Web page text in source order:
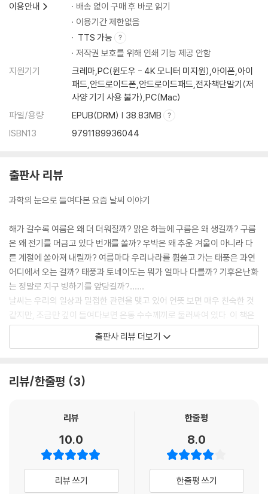
이용안내
배송 없이 구매 후 바로 읽기
이용기간 제한없음
TTS 가능
저작권 보호를 위해 인쇄 기능 제공 안함
지원기기
크레마,PC(윈도우 - 4K 모니터 미지원),아이폰,아이
패드,안드로이드폰,안드로이드패드,전자책단말기(저
사양 기기 사용 불가),PC(Mac)
파일/용량
EPUB(DRM) | 38.83MB
ISBN13
9791189936044
출판사 리뷰
과학의 눈으로 들여다본 요즘 날씨 이야기
해가 갈수록 여름은 왜 더 더워질까? 맑은 하늘에 구름은 왜 생길까? 구름
은 왜 전기를 머금고 있다 번개를 쏠까? 우박은 왜 추운 겨울이 아니라 다
른 계절에 쏟아져 내릴까? 여름마다 우리나라를 휩쓸고 가는 태풍은 과연
어디에서 오는 걸까? 태풍과 토네이도는 뭐가 얼마나 다를까? 기후온난화
는 정말로 지구 빙하기를 앞당길까?……
날씨는 우리의 일상과 밀접한 관련을 맺고 있어 언뜻 보면 매우 친숙한 것
같지만, 조금만 깊이 들여다보면 온통 수수께끼로 둘러싸여 있다. 이 책은
'날씨란 무엇인가?'란 아주 쉬운 질문에서 출발하여 변화무쌍한 날씨가 어
떻게 만들어지고 우리에게 어떤 영향을 미치는지, 알쏭달쏭 수수께끼 같은
에 많은 관심을 기울인다. 그러나 우리 마음에 쏙 드는 날씨가 과연 몇 날
며칠이나 될까? 야속한 하늘을 보며 불평을 터트리는 게 우리가 할 수 있는
전부다.
책이나 뉴스에서 ‘고기압’, ‘저기압’ 정도의 단어를 듣는 일은 이제 익숙해
출판사 리뷰 더보기
리뷰/한줄평 3
리뷰
10.0
리뷰 쓰기
한줄평
8.0
한줄평 쓰기